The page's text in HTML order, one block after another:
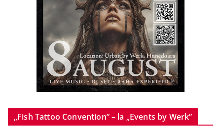
„Fish Tattoo Convention” – la „Events by Werk”